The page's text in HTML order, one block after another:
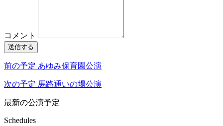
コメント
送信する
前の予定 あゆみ保育園公演
次の予定 馬路通いの場公演
最新の公演予定
Schedules